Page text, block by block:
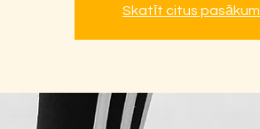
Skatīt citus